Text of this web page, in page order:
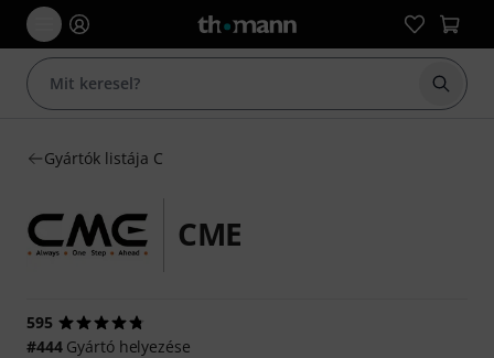
Gyártók listája C
CME
595
#444Gyártó helyezése